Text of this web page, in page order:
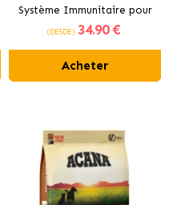
Système Immunitaire pour
Chiens et Chats Comprimés
(DESDE) 34.90 €
Acheter